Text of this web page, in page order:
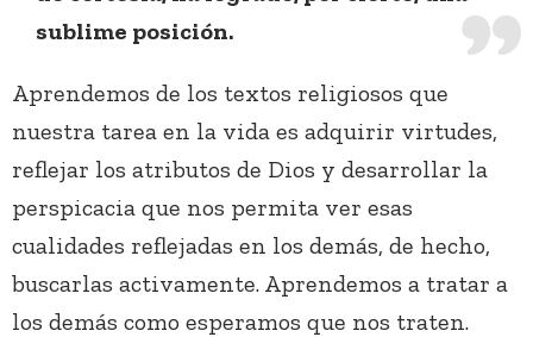
sublime posición.
Aprendemos de los textos religiosos que
nuestra tarea en la vida es adquirir virtudes,
reflejar los atributos de Dios y desarrollar la
perspicacia que nos permita ver esas
cualidades reflejadas en los demás, de hecho,
buscarlas activamente. Aprendemos a tratar a
los demás como esperamos que nos traten.